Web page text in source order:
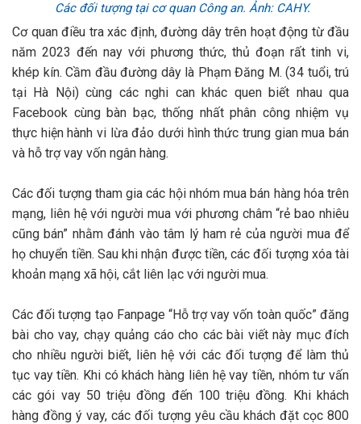
Các đối tượng tại cơ quan Công an. Ảnh: CAHY.
Cơ quan điều tra xác định, đường dây trên hoạt động từ đầu
năm 2023 đến nay với phương thức, thủ đoạn rất tinh vi,
khép kín. Cầm đầu đường dây là Phạm Đăng M. (34 tuổi, trú
tại Hà Nội) cùng các nghi can khác quen biết nhau qua
Facebook cùng bàn bạc, thống nhất phân công nhiệm vụ
thực hiện hành vi lừa đảo dưới hình thức trung gian mua bán
và hỗ trợ vay vốn ngân hàng.
Các đối tượng tham gia các hội nhóm mua bán hàng hóa trên
mạng, liên hệ với người mua với phương châm “rẻ bao nhiêu
cũng bán” nhằm đánh vào tâm lý ham rẻ của người mua để
họ chuyển tiền. Sau khi nhận được tiền, các đối tượng xóa tài
khoản mạng xã hội, cắt liên lạc với người mua.
Các đối tượng tạo Fanpage “Hỗ trợ vay vốn toàn quốc” đăng
bài cho vay, chạy quảng cáo cho các bài viết này mục đích
cho nhiều người biết, liên hệ với các đối tượng để làm thủ
tục vay tiền. Khi có khách hàng liên hệ vay tiền, nhóm tư vấn
các gói vay 50 triệu đồng đến 100 triệu đồng. Khi khách
hàng đồng ý vay, các đối tượng yêu cầu khách đặt cọc 800